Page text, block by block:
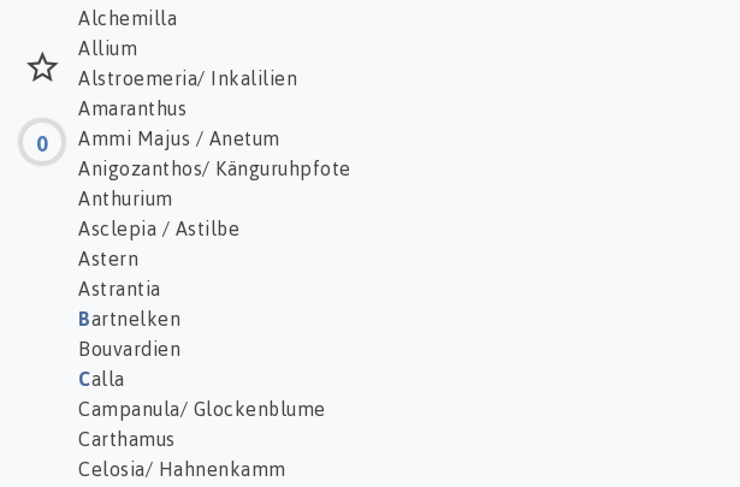
0
Alchemilla
Allium
Alstroemeria/ Inkalilien
Amaranthus
Ammi Majus / Anetum
Anigozanthos/ Känguruhpfote
Anthurium
Asclepia / Astilbe
Astern
Astrantia
Bartnelken
Bouvardien
Calla
Campanula/ Glockenblume
Carthamus
Celosia/ Hahnenkamm